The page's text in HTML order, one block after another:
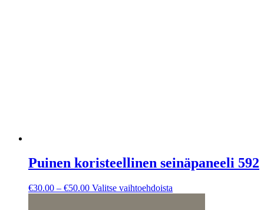
Puinen koristeellinen seinäpaneeli 592
€30.00 – €50.00Hintaluokka:
Valitse vaihtoehdoista